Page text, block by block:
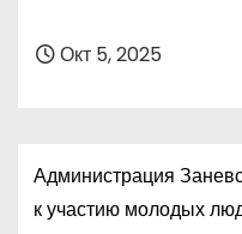
Окт 5, 2025
Администрация
к участию молодых